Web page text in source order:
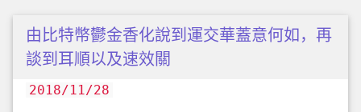
由比特幣鬱金香化說到運交華蓋意何如，再
談到耳順以及速效關
2018/11/28